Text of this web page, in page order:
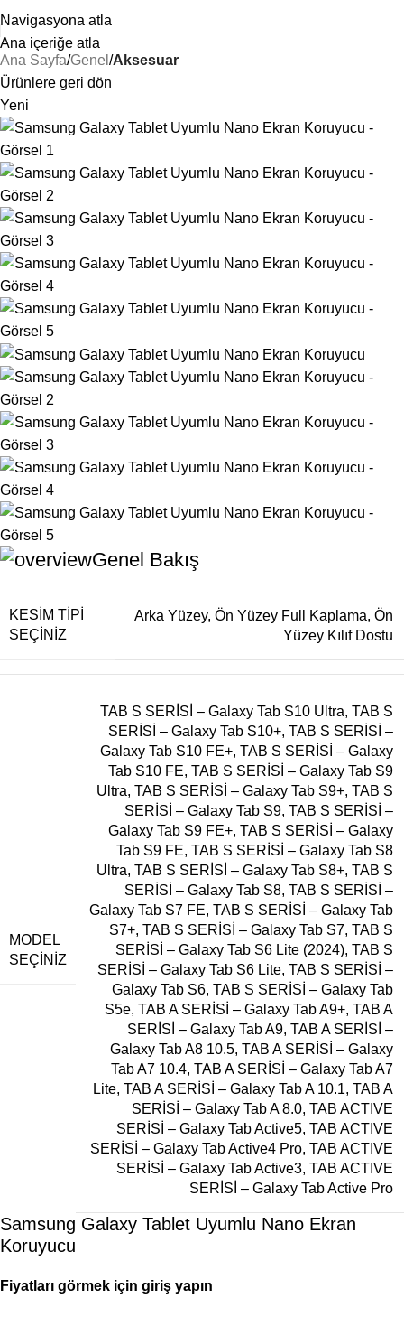
Navigasyona atla
Ana içeriğe atla
Ana Sayfa Genel Aksesuar
Ürünlere geri dön
Yeni
Genel Bakış
KESIM TIPI
SEÇINIZ
Arka Yüzey, Ön Yüzey Full Kaplama, Ön
Yüzey Kılıf Dostu
MODEL
SEÇINIZ
TAB S SERİSİ – Galaxy Tab S10 Ultra, TAB S
SERİSİ – Galaxy Tab S10+, TAB S SERİSİ –
Galaxy Tab S10 FE+, TAB S SERİSİ – Galaxy
Tab S10 FE, TAB S SERİSİ – Galaxy Tab S9
Ultra, TAB S SERİSİ – Galaxy Tab S9+, TAB S
SERİSİ – Galaxy Tab S9, TAB S SERİSİ –
Galaxy Tab S9 FE+, TAB S SERİSİ – Galaxy
Tab S9 FE, TAB S SERİSİ – Galaxy Tab S8
Ultra, TAB S SERİSİ – Galaxy Tab S8+, TAB S
SERİSİ – Galaxy Tab S8, TAB S SERİSİ –
Galaxy Tab S7 FE, TAB S SERİSİ – Galaxy Tab
S7+, TAB S SERİSİ – Galaxy Tab S7, TAB S
SERİSİ – Galaxy Tab S6 Lite (2024), TAB S
SERİSİ – Galaxy Tab S6 Lite, TAB S SERİSİ –
Galaxy Tab S6, TAB S SERİSİ – Galaxy Tab
S5e, TAB A SERİSİ – Galaxy Tab A9+, TAB A
SERİSİ – Galaxy Tab A9, TAB A SERİSİ –
Galaxy Tab A8 10.5, TAB A SERİSİ – Galaxy
Tab A7 10.4, TAB A SERİSİ – Galaxy Tab A7
Lite, TAB A SERİSİ – Galaxy Tab A 10.1, TAB A
SERİSİ – Galaxy Tab A 8.0, TAB ACTIVE
SERİSİ – Galaxy Tab Active5, TAB ACTIVE
SERİSİ – Galaxy Tab Active4 Pro, TAB ACTIVE
SERİSİ – Galaxy Tab Active3, TAB ACTIVE
SERİSİ – Galaxy Tab Active Pro
Samsung Galaxy Tablet Uyumlu Nano Ekran
Koruyucu
Fiyatları görmek için giriş yapın